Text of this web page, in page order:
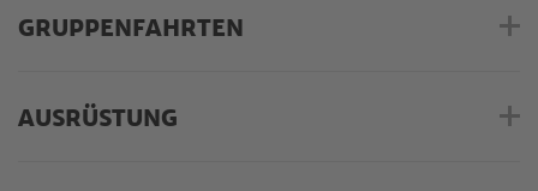
GRUPPENFAHRTEN
AUSRÜSTUNG